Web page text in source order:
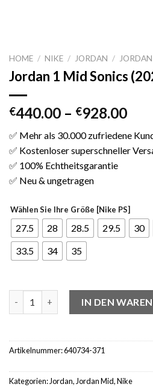
HOME / NIKE / JORDAN /
Jordan 1 Mid Sonics
€440.00 – €928.00
✅ Mehr als 30.000 zufriedene
✅ Kostenloser superschneller
✅ 100% Echtheitsgarantie
✅ Neu & ungetragen
Wählen Sie Ihre Größe [Nike PS]
27.5 28 28.5 29.5 30
33.5
34 35
IN DEN
Artikelnummer:640734-371
Kategorien: Jordan, Jordan Mid,Nike